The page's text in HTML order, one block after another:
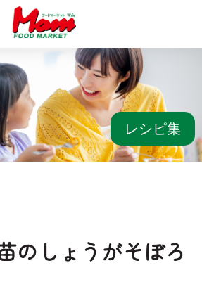
レシピ集
のしょうがそぼろ